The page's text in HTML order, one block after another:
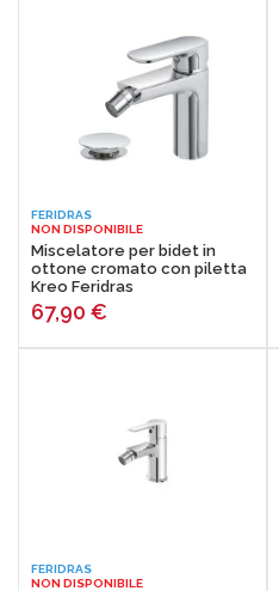
FERIDRAS
NON DISPONIBILE
Miscelatore per bidet in
ottone cromato con piletta
Kreo Feridras
67,90 €
FERIDRAS
NON DISPONIBILE